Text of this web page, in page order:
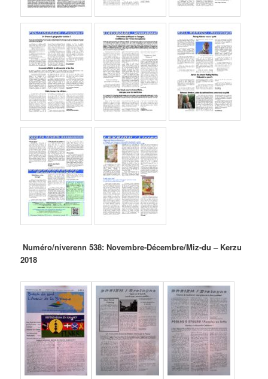
Numéro/niverenn 538: Novembre-Décembre/Miz-du – Kerzu
2018